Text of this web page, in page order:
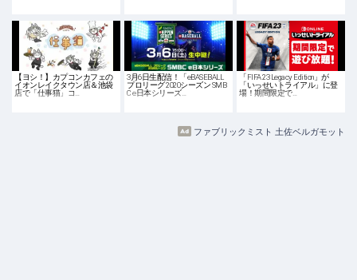
【ヨシ！】カプコンカフェの
イオンレイクタウン店＆池袋
店で「仕事猫」コ…
3月6日生配信！「eBASEBALL
プロリーグ 2020シーズン SMB
C e日本シリーズ…
「FIFA 23 Legacy Edition」が
「いっせいトライアル」に登
場！期間限定で…
ファブリックミスト 土佐ベルガモット